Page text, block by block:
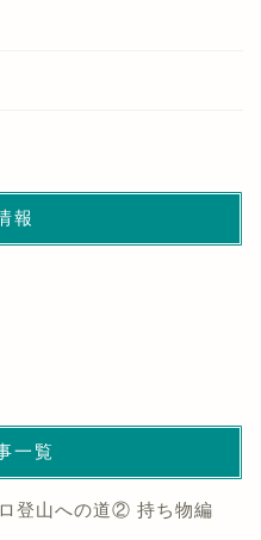
報
一覧
登山への道② 持ち物編